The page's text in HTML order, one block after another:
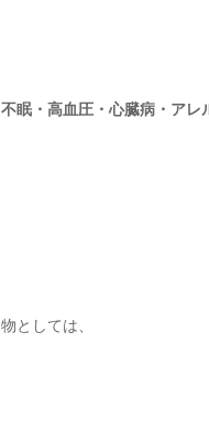
眠・高血圧・心臓病・アレ
としては、